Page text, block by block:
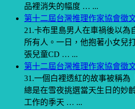
品裡消失的幅度 … ...
第十二屆台灣推理作家協會徵
21.卡布里島男人在車禍後以為
所有人。一日，他抱著小女兒
張兒童CD … ...
第十二屆台灣推理作家協會徵
31.一個白裡透紅的故事被稱為
總是在雪夜挑選當天生日的妙
工作的季天 … ...